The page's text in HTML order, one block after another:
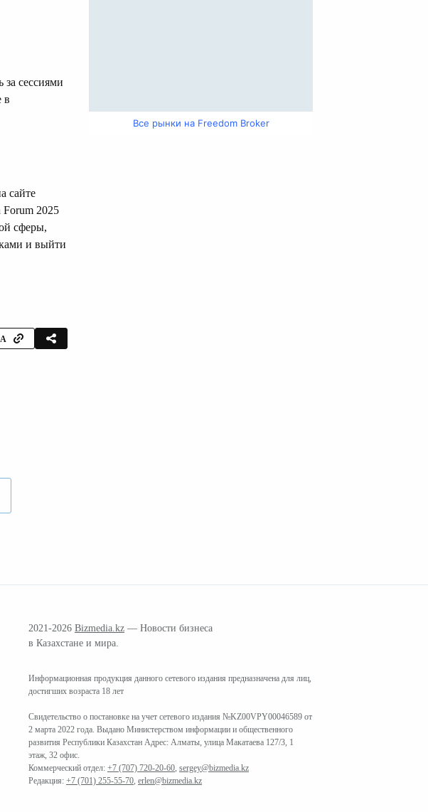
за сессиями
в
сайте
2025
сферы,
и выйти
Все рынки на Freedom Broker
2021-2026 Bizmedia.kz — Новости бизнеса
в Казахстане и мира.
Информационная продукция данного сетевого издания предназначена для лиц,
достигших возраста 18 лет
Свидетельство о постановке на учет сетевого издания №KZ00VPY00046589 от
2 марта 2022 года. Выдано Министерством информации и общественного
развития Республики Казахстан Адрес: Алматы, улица Макатаева 127/3, 1
этаж, 32 офис.
Коммерческий отдел: +7 (707) 720-20-60 sergey@bizmedia.kz
Редакция: +7 (701) 255-55-70 erlen@bizmedia.kz